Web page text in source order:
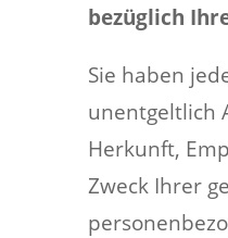
bezüglich
Sie haben
unentgeltlich
Herkunft,
Zweck Ihrer